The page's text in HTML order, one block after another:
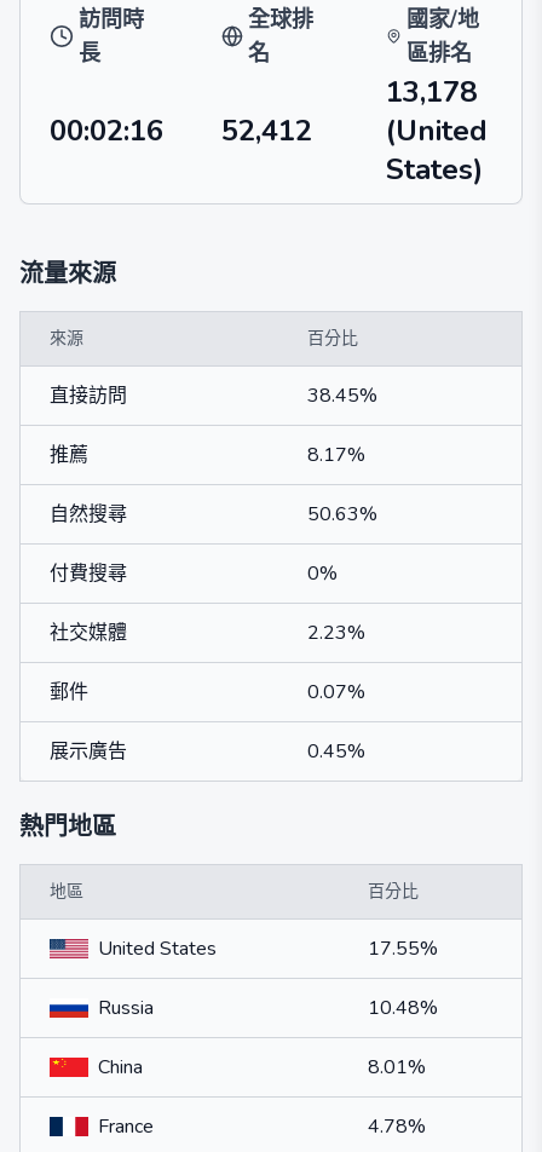
訪問時
長
全球排
名
國家/地
區排名
00:02:16 52,412
13,178
(United
States)
流量來源
來源 百分比
直接訪問 38.45%
推薦 8.17%
自然搜尋 50.63%
付費搜尋 0%
社交媒體 2.23%
郵件 0.07%
展示廣告 0.45%
熱門地區
地區 百分比
United States 17.55%
Russia 10.48%
China 8.01%
France 4.78%